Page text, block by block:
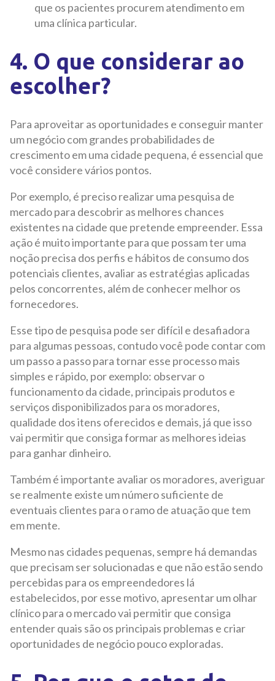
que os pacientes procurem atendimento em
uma clínica particular.
4. O que considerar ao
escolher?
Para aproveitar as oportunidades e conseguir manter
um negócio com grandes probabilidades de
crescimento em uma cidade pequena, é essencial que
você considere vários pontos.
Por exemplo, é preciso realizar uma pesquisa de
mercado para descobrir as melhores chances
existentes na cidade que pretende empreender. Essa
ação é muito importante para que possam ter uma
noção precisa dos perfis e hábitos de consumo dos
potenciais clientes, avaliar as estratégias aplicadas
pelos concorrentes, além de conhecer melhor os
fornecedores.
Esse tipo de pesquisa pode ser difícil e desafiadora
para algumas pessoas, contudo você pode contar com
um passo a passo para tornar esse processo mais
simples e rápido, por exemplo: observar o
funcionamento da cidade, principais produtos e
serviços disponibilizados para os moradores,
qualidade dos itens oferecidos e demais, já que isso
vai permitir que consiga formar as melhores ideias
para ganhar dinheiro.
Também é importante avaliar os moradores, averiguar
se realmente existe um número suficiente de
eventuais clientes para o ramo de atuação que tem
em mente.
Mesmo nas cidades pequenas, sempre há demandas
que precisam ser solucionadas e que não estão sendo
percebidas para os empreendedores lá
estabelecidos, por esse motivo, apresentar um olhar
clínico para o mercado vai permitir que consiga
entender quais são os principais problemas e criar
oportunidades de negócio pouco exploradas.